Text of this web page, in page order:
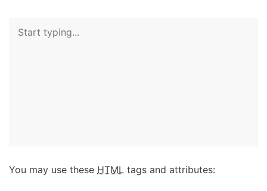
You may use these HTML tags and attributes: